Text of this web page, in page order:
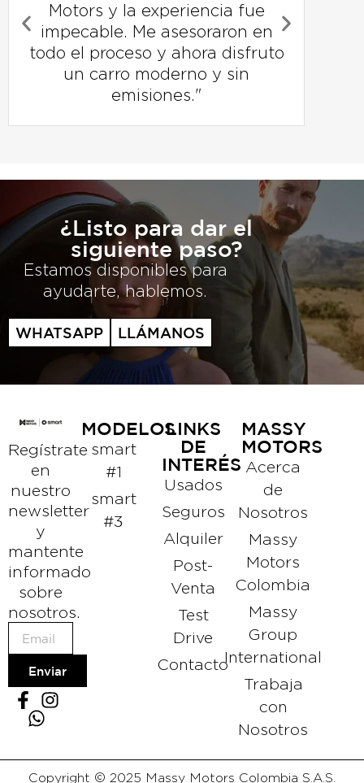
Motors y la experiencia fue
impecable. Me asesoraron en
todo el proceso y ahora disfruto
un carro moderno y sin
emisiones."
¿Listo para dar el
siguiente paso?
Estamos disponibles para
ayudarte, hablemos.
WHATSAPP LLÁMANOS
Regístrate
en
nuestro
newsletter
y
mantente
informado
sobre
nosotros.
Enviar
MODELOS
smart
#1
smart
#3
LINKS
DE
INTERÉS
Usados
Seguros
Alquiler
Post-
Venta
Test
Drive
Contacto
MASSY
MOTORS
Acerca
de
Nosotros
Massy
Motors
Colombia
Massy
Group
International
Trabaja
con
Nosotros
Copyright © 2025 Massy Motors Colombia S.A.S.